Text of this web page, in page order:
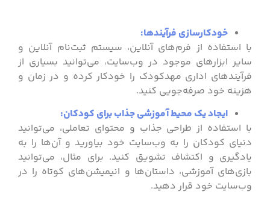
خودکارسازی فرآیندها:
با استفاده از فرم‌های آنلاین، سیستم ثبت‌نام آنلاین و
سایر ابزارهای موجود در وب‌سایت، می‌توانید بسیاری از
فرآیندهای اداری مهدکودک را خودکار کرده و در زمان و
هزینه خود صرفه‌جویی کنید.
ایجاد یک محیط آموزشی جذاب برای کودکان:
با استفاده از طراحی جذاب و محتوای تعاملی، می‌توانید
دنیای کودکان را به وب‌سایت خود بیاورید و آن‌ها را به
یادگیری و اکتشاف تشویق کنید. برای مثال، می‌توانید
بازی‌های آموزشی، داستان‌ها و انیمیشن‌های کوتاه را در
وب‌سایت خود قرار دهید.